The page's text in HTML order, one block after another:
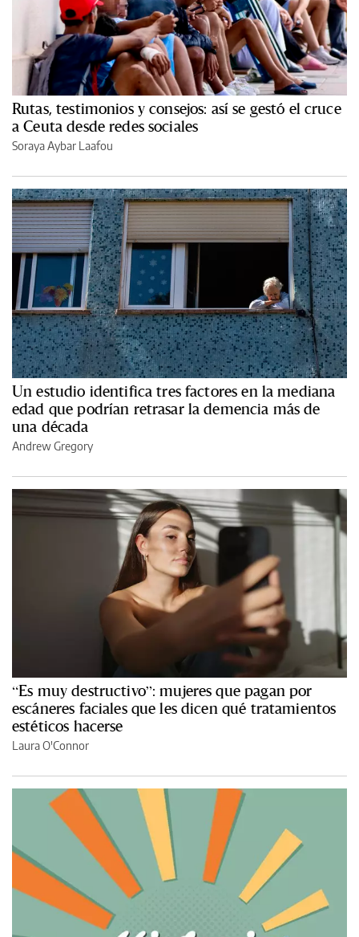
Rutas, testimonios y consejos: así se gestó el cruce
a Ceuta desde redes sociales
Soraya Aybar Laafou
Un estudio identifica tres factores en la mediana
edad que podrían retrasar la demencia más de
una década
Andrew Gregory
“Es muy destructivo”: mujeres que pagan por
escáneres faciales que les dicen qué tratamientos
estéticos hacerse
Laura O'Connor